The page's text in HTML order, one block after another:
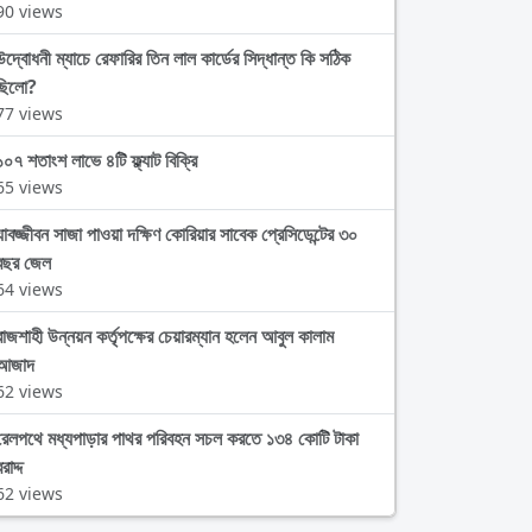
views
ম্যাচে রেফারির তিন লাল কার্ডের সিদ্ধান্ত কি সঠিক
views
শতাংশ লাভে ৪টি ফ্ল্যাট বিক্রি
views
সাজা পাওয়া দক্ষিণ কোরিয়ার সাবেক প্রেসিডেন্টের ৩০
জেল
views
উন্নয়ন কর্তৃপক্ষের চেয়ারম্যান হলেন আবুল কালাম
views
মধ্যপাড়ার পাথর পরিবহন সচল করতে ১৩৪ কোটি টাকা
views